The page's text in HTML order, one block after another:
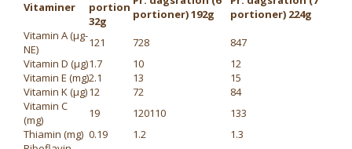
Vitaminer
portion
32g
portioner) 192g
portioner) 224g
Vitamin A (μg-
NE)
121 728
847
Vitamin D (μg)1.7 10
12
Vitamin E (mg)2.1 13
15
Vitamin K (μg)12 72
84
Vitamin C
(mg)
19 120110
133
Thiamin (mg) 0.19 1.2
1.3